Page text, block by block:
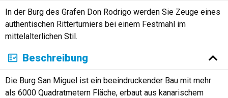
In der Burg des Grafen Don Rodrigo werden Sie Zeuge eines
authentischen Ritterturniers bei einem Festmahl im
mittelalterlichen Stil.
Beschreibung
Die Burg San Miguel ist ein beeindruckender Bau mit mehr
als 6000 Quadratmetern Fläche, erbaut aus kanarischem